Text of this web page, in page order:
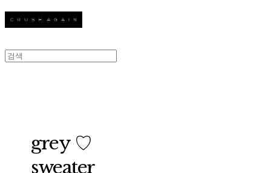
grey ♡
sweater